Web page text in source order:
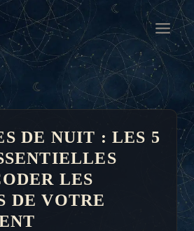
DE NUIT : LES 5
LES
DE VOTRE